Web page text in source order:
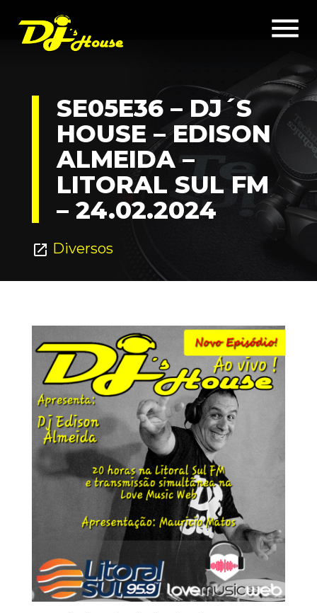
menu
SE05E36 – DJ´S
HOUSE – EDISON
ALMEIDA –
LITORAL SUL FM
– 24.02.2024
open_in_new Diversos